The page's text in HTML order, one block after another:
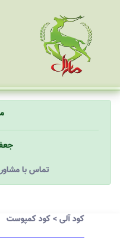
(09190555510) تماس با
کود آلی>کود کمپوست